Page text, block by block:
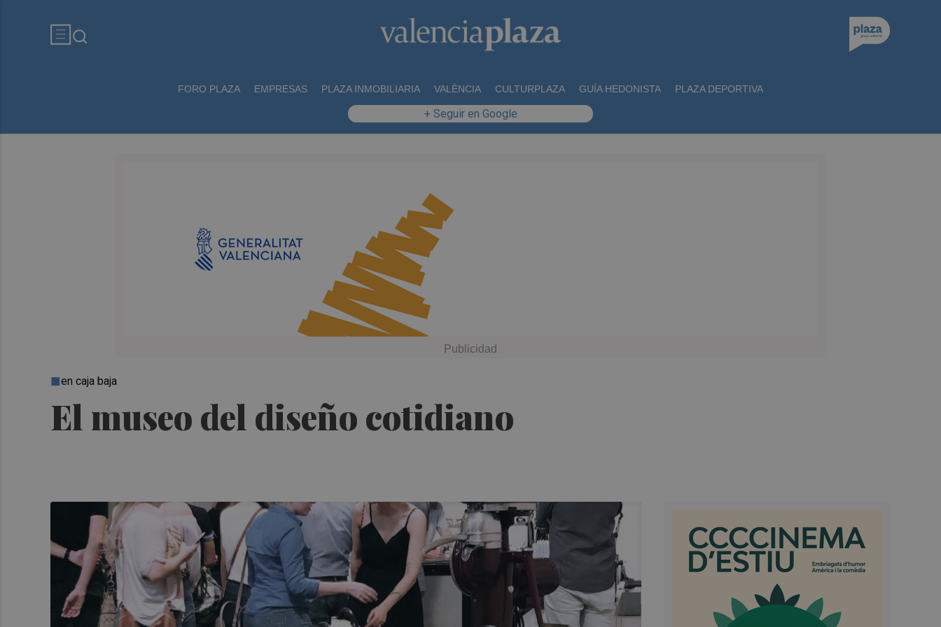
FORO PLAZA EMPRESAS PLAZA INMOBILIARIA VALÈNCIA CULTURPLAZA GUÍA HEDONISTA PLAZA DEPORTIVA
+ Seguir en Google
El museo del diseño cotidiano
en caja baja